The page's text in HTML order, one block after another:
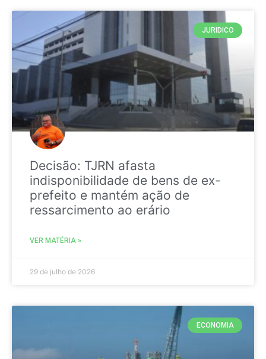
JURIDICO
Decisão: TJRN afasta
indisponibilidade de bens de ex-
prefeito e mantém ação de
ressarcimento ao erário
VER MATÉRIA »
29 de julho de 2026
ECONOMIA